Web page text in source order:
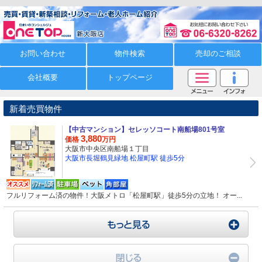
お問い合わせ 物件検索 売却のご相談
会社概要 トップページ
新着売買物件
【中古マンション】 セレッソコート南船場801号室
価格 3,880万円
大阪市中央区南船場１丁目
大阪市長堀鶴見緑地 松屋町駅 徒歩5分
フルリフォーム済の物件！大阪メトロ「松屋町駅」徒歩5分の立地！ オー...